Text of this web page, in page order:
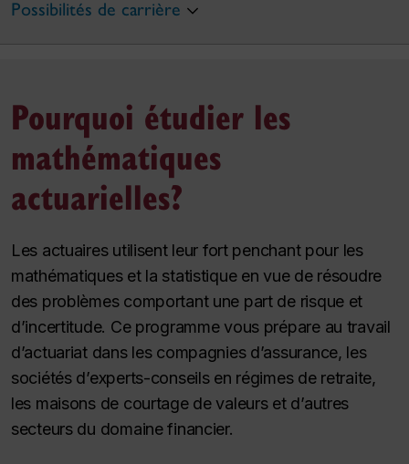
Possibilités de carrière
Pourquoi étudier les
mathématiques
actuarielles?
Les actuaires utilisent leur fort penchant pour les
mathématiques et la statistique en vue de résoudre
des problèmes comportant une part de risque et
d’incertitude. Ce programme vous prépare au travail
d’actuariat dans les compagnies d’assurance, les
sociétés d’experts-conseils en régimes de retraite,
les maisons de courtage de valeurs et d’autres
secteurs du domaine financier.